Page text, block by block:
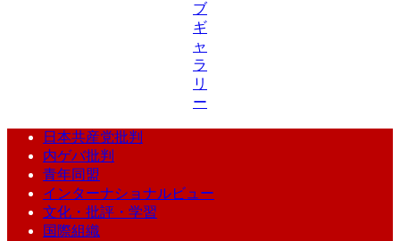
ブ
ギ
ャ
ラ
リ
ー
日本共産党批判
内ゲバ批判
青年同盟
インターナショナルビュー
文化・批評・学習
国際組織